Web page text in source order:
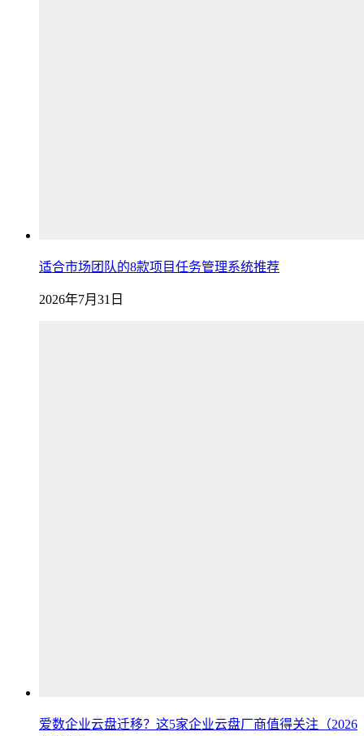
适合市场团队的8款项目任务管理系统推荐
2026年7月31日
爱数企业云盘迁移？这5家企业云盘厂商值得关注（2026